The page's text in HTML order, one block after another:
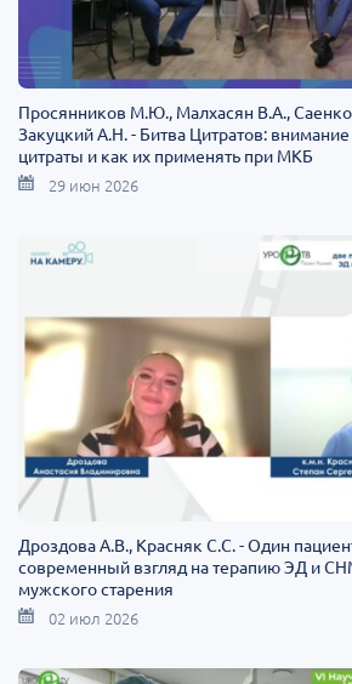
Просянников М.Ю., Малхасян В.А.,
Закуцкий А.Н. - Битва Цитратов: внимание
цитраты и как их применять при МКБ
29 июн 2026
Дроздова А.В., Красняк С.С. - Один
современный взгляд на терапию ЭД и
мужского старения
02 июл 2026